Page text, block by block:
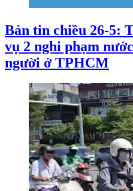
Bản tin chiều 26-5:
vụ 2 nghi phạm
người ở TPHCM